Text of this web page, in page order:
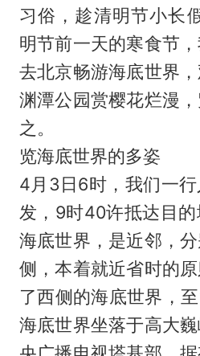
习俗，趁清明节小长
明节前一天的寒食节
去北京畅游海底世界
渊潭公园赏樱花烂漫
之。
览海底世界的多姿
4月3日6时，我们一
发，9时40许抵达目
海底世界，是近邻，
侧，本着就近省时的
了西侧的海底世界，至
海底世界坐落于高大